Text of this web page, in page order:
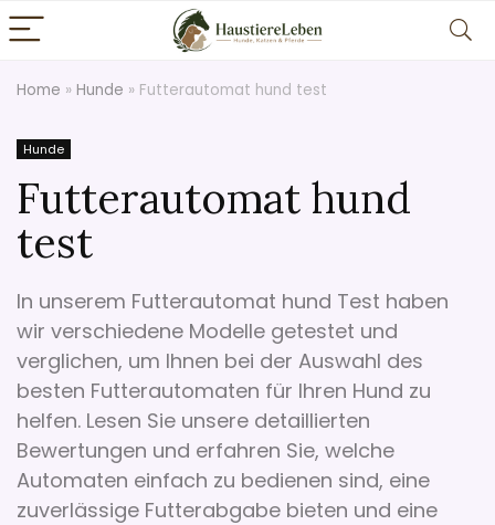
Home » Hunde » Futterautomat hund test
Hunde
Futterautomat hund
test
In unserem Futterautomat hund Test haben
wir verschiedene Modelle getestet und
verglichen, um Ihnen bei der Auswahl des
besten Futterautomaten für Ihren Hund zu
helfen. Lesen Sie unsere detaillierten
Bewertungen und erfahren Sie, welche
Automaten einfach zu bedienen sind, eine
zuverlässige Futterabgabe bieten und eine